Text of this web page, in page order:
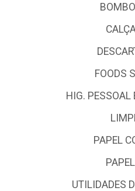
FOODS
HIG. PESSOAL
PAPEL
UTILIDADES